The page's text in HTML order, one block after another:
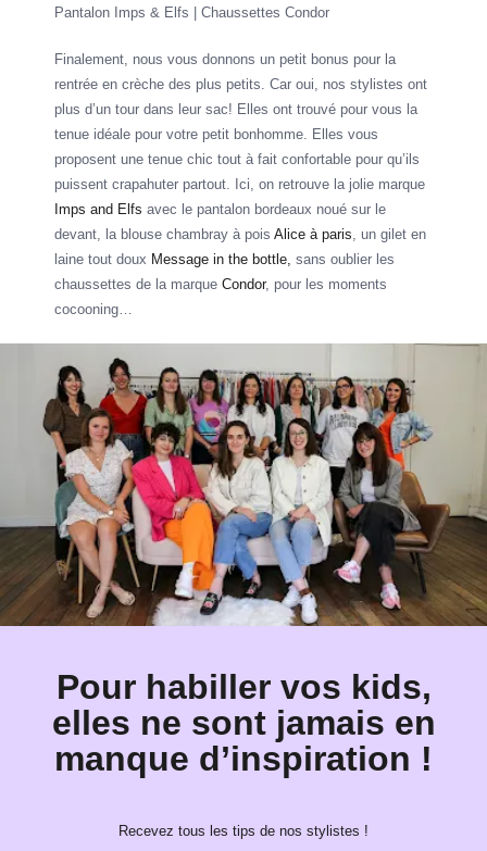
Pantalon Imps & Elfs | Chaussettes Condor
Finalement, nous vous donnons un petit bonus pour la
rentrée en crèche des plus petits. Car oui, nos stylistes ont
plus d’un tour dans leur sac! Elles ont trouvé pour vous la
tenue idéale pour votre petit bonhomme. Elles vous
proposent une tenue chic tout à fait confortable pour qu’ils
puissent crapahuter partout. Ici, on retrouve la jolie marque
Imps and Elfs avec le pantalon bordeaux noué sur le
devant, la blouse chambray à pois Alice à paris , un gilet en
laine tout doux Message in the bottle, sans oublier les
chaussettes de la marque Condor, pour les moments
cocooning…
Pour habiller vos kids,
elles ne sont jamais en
manque d’inspiration !
Recevez tous les tips de nos stylistes !